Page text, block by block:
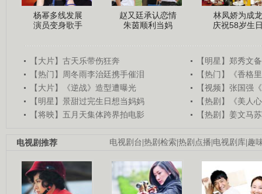
杨幂多线发展
演员变身歌手
赵又廷承认恋情
朱茵顺利当妈
林凤娇为成龙
庆祝58岁生
【大片】古天乐带伤狂奔
【明星】郑秀文
【热门】周冬雨李治廷携手催泪
【热门】《香格
【大片】《逆战》造型遭曝光
【视频】张国强
【明星】景甜过完生日想当妈妈
【热剧】《美人
【将映】五月天集体跨界拍电影
【热剧】姜文马
电视剧台|热剧检索|热剧点播|电视剧库|趣
电视剧推荐